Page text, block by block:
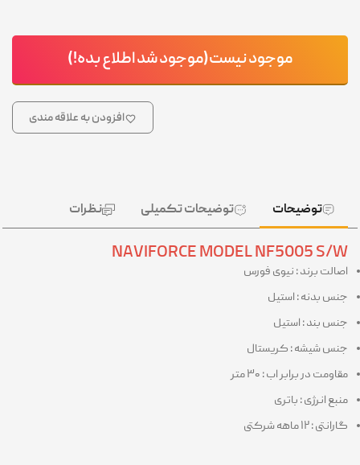
موجود نیست(موجود شد اطلاع بده!)
افزودن به علاقه مندی
توضیحات توضیحات تکمیلی نظرات
NAVIFORCE MODEL NF5005 S/W
اصالت برند : نیوی فورس
جنس بدنه : استیل
جنس بند : استیل
جنس شیشه : کریستال
مقاومت در برابر اب : ۳۰ متر
منبع انرژی : باتری
گارانتی : ۱۲ ماهه شرکتی